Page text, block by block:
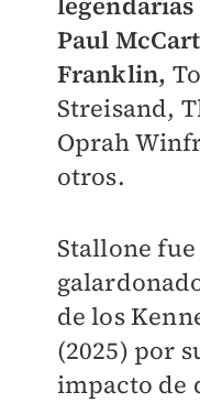
Paul
Franklin,
Streisand,
Oprah
otros.
Stallone
de los
(2025) por
impacto de